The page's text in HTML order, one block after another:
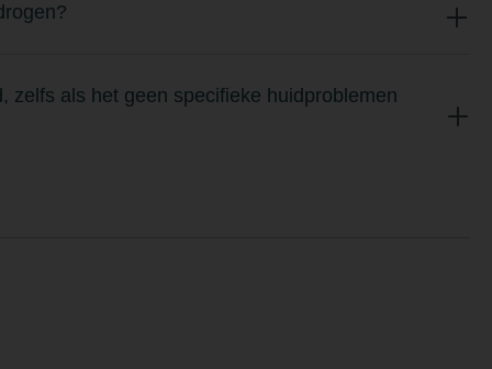
zelfs als het geen specifieke huidproblemen